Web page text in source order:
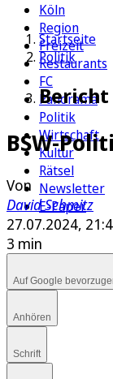
Köln
Region
Freizeit
Restaurants
FC
Panorama
Politik
Wirtschaft
Kultur
Rätsel
Newsletter
E-Paper
Startseite
Politik
Bericht
BSW-
Von
David Schmitz
27.07.2024,
3 min
Auf Google
Anhören
Schrift